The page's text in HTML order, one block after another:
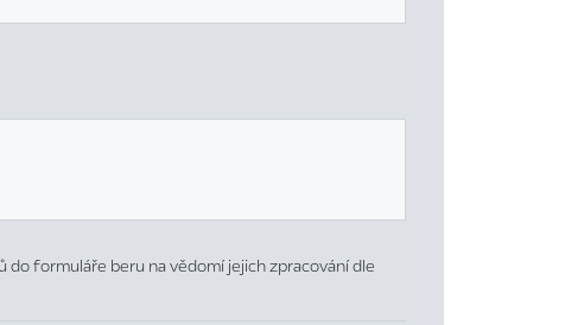
do formuláře beru na vědomí jejich zpracování dle